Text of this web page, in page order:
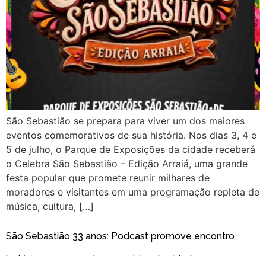
São Sebastião se prepara para viver um dos maiores
eventos comemorativos de sua história. Nos dias 3, 4 e
5 de julho, o Parque de Exposições da cidade receberá
o Celebra São Sebastião – Edição Arraiá, uma grande
festa popular que promete reunir milhares de
moradores e visitantes em uma programação repleta de
música, cultura, […]
São Sebastião 33 anos: Podcast promove encontro